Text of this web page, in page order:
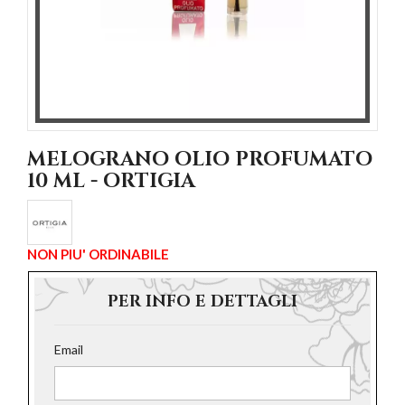
MELOGRANO OLIO PROFUMATO
10 ML - ORTIGIA
NON PIU' ORDINABILE
PER INFO E DETTAGLI
Email